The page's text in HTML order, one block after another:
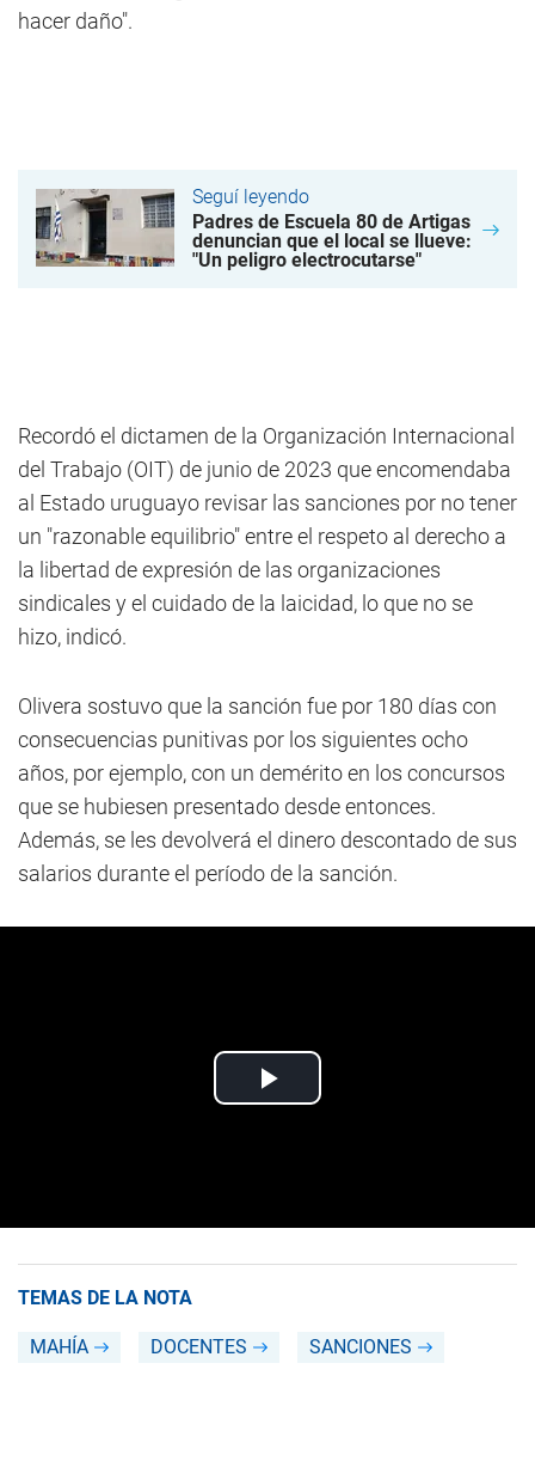
hacer daño".
Seguí leyendo
Padres de Escuela 80 de Artigas
denuncian que el local se llueve:
"Un peligro electrocutarse"
Recordó el dictamen de la Organización Internacional
del Trabajo (OIT) de junio de 2023 que encomendaba
al Estado uruguayo revisar las sanciones por no tener
un "razonable equilibrio" entre el respeto al derecho a
la libertad de expresión de las organizaciones
sindicales y el cuidado de la laicidad, lo que no se
hizo, indicó.
Olivera sostuvo que la sanción fue por 180 días con
consecuencias punitivas por los siguientes ocho
años, por ejemplo, con un demérito en los concursos
que se hubiesen presentado desde entonces.
Además, se les devolverá el dinero descontado de sus
salarios durante el período de la sanción.
TEMAS DE LA NOTA
MAHÍA DOCENTES SANCIONES